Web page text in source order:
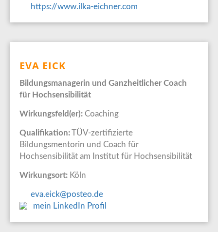
https://www.ilka-eichner.com
EVA EICK
Bildungsmanagerin und Ganzheitlicher Coach
für Hochsensibilität
Wirkungsfeld(er): Coaching
Qualifikation:TÜV-zertifizierte
Bildungsmentorin und Coach für
Hochsensibilität am Institut für Hochsensibilität
Wirkungsort: Köln
eva.eick@posteo.de
mein LinkedIn Profil